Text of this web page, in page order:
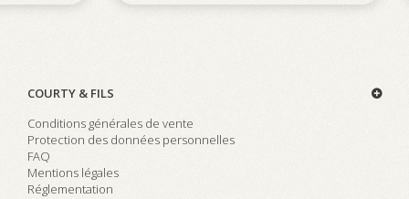
COURTY & FILS
Conditions générales de vente
Protection des données personnelles
FAQ
Mentions légales
Réglementation